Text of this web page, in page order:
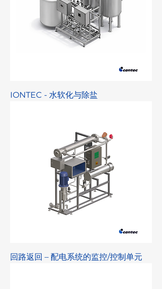
IONTEC - 水软化与除盐
回路返回 – 配电系统的监控/控制单元